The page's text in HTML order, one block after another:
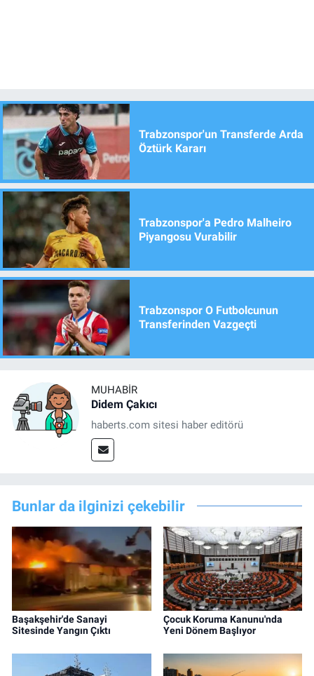
Trabzonspor'un Transferde Arda
Öztürk Kararı
Trabzonspor'a Pedro Malheiro
Piyangosu Vurabilir
Trabzonspor O Futbolcunun
Transferinden Vazgeçti
MUHABIR
Didem Çakıcı
haberts.com sitesi haber editörü
Bunlar da ilginizi çekebilir
Başakşehir'de Sanayi
Sitesinde Yangın Çıktı
Çocuk Koruma Kanunu'nda
Yeni Dönem Başlıyor